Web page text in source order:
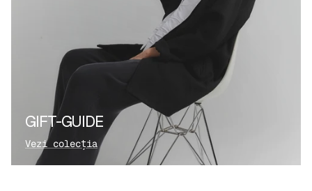
GIFT-GUIDE
Vezi colecția